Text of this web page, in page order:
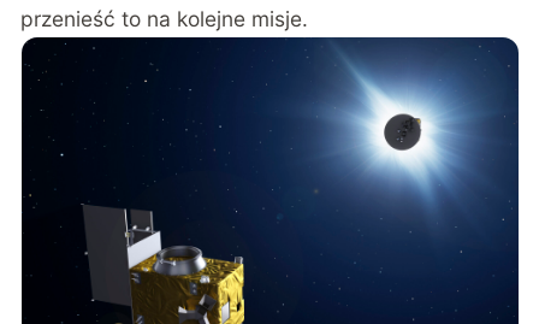
przenieść to na kolejne misje.